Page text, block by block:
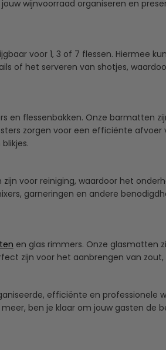
wijnvoorraad organiseren en
voor 1, 3 of 7 flessen. Hiermee
of het serveren van shotjes,
en flessenbakken. Onze barmatten
zorgen voor een efficiënte afvoer
voor reiniging, waardoor het
garneringen en andere
en glas rimmers. Onze glasmatten
zijn voor het aanbrengen van
efficiënte en professionele
ben je klaar om jouw gasten de